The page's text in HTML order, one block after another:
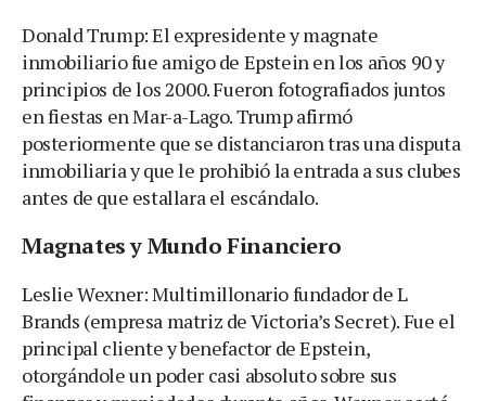
Donald Trump: El expresidente y magnate
inmobiliario fue amigo de Epstein en los años 90 y
principios de los 2000. Fueron fotografiados juntos
en fiestas en Mar-a-Lago. Trump afirmó
posteriormente que se distanciaron tras una disputa
inmobiliaria y que le prohibió la entrada a sus clubes
antes de que estallara el escándalo.
Magnates y Mundo Financiero
Leslie Wexner: Multimillonario fundador de L
Brands (empresa matriz de Victoria’s Secret). Fue el
principal cliente y benefactor de Epstein,
otorgándole un poder casi absoluto sobre sus